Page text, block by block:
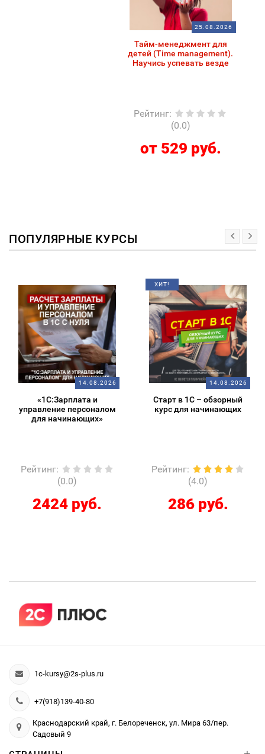
25.08.2026
Тайм-менеджмент для
детей (Time management).
Научись успевать везде
Рейтинг:
(0.0)
от 529 руб.
ПОПУЛЯРНЫЕ КУРСЫ
14.08.2026
«1С:Зарплата и
управление персоналом
для начинающих»
Рейтинг:
(0.0)
2424 руб.
ХИТ!
14.08.2026
Старт в 1С – обзорный
курс для начинающих
Рейтинг:
(4.0)
286 руб.
1c-kursy@2s-plus.ru
+7(918)139-40-80
Краснодарский край, г. Белореченск, ул. Мира 63/пер.
Садовый 9